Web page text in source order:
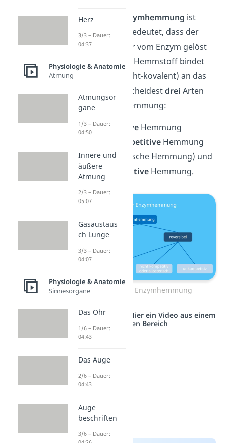
Die reversible Enzymhemmung ist
umkehrbar. Das bedeutet, dass der
Hemmstoff wieder vom Enzym gelöst
werden kann. Der Hemmstoff bindet
also nicht fest (nicht-kovalent) an das
Enzym. Du unterscheidestdrei Arten
der reversiblen Hemmung:
die kompetitive Hemmung
nicht kompetitive Hemmung
(auch allosterische Hemmung) und
dieunkompetitive Hemmung.
Übersicht zur Enzymhemmung
Studyflix vernetzt: Hier ein Video aus einem
anderen Bereich
Herz
3/3 – Dauer:
04:37
Physiologie & Anatomie
Atmung
Atmungsor
gane
1/3 – Dauer:
04:50
Innere und
äußere
Atmung
2/3 – Dauer:
05:07
Gasaustaus
ch Lunge
3/3 – Dauer:
04:07
Physiologie & Anatomie
Sinnesorgane
Das Ohr
1/6 – Dauer:
04:43
Das Auge
2/6 – Dauer:
04:43
Auge
beschriften
3/6 – Dauer: